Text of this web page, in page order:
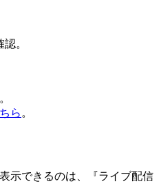
。
。
ら 。
示できるのは、『ライブ配信